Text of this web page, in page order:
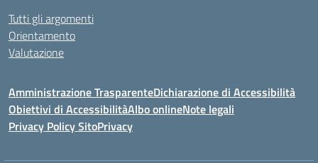
Tutti gli argomenti
Orientamento
Valutazione
Amministrazione TrasparenteDichiarazione di Accessibilità
Obiettivi di AccessibilitàAlbo onlineNote legali
Privacy Policy SitoPrivacy